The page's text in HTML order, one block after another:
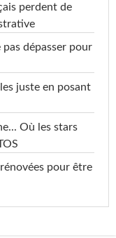
perdent de
dépasser pour
juste en posant
Où les stars
pour être